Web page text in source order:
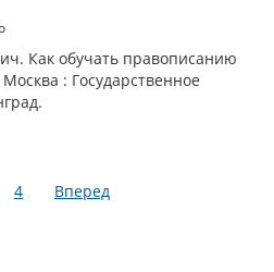
Как обучать правописанию
: Государственное
4 Вперед